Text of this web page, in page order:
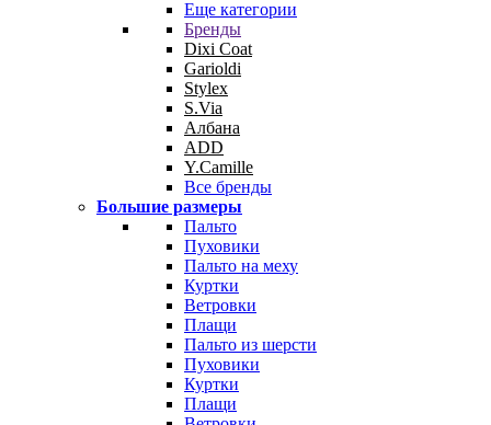
Еще категории
Бренды
Dixi Coat
Garioldi
Stylex
S.Via
Албана
ADD
Y.Camille
Все бренды
Большие размеры
Пальто
Пуховики
Пальто на меху
Куртки
Ветровки
Плащи
Пальто из шерсти
Пуховики
Куртки
Плащи